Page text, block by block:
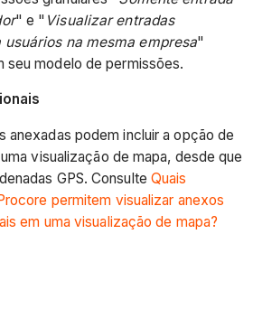
" e " Visualizar entradas
usuários na mesma empresa"
seu modelo de permissões.
anexadas podem incluir a opção de
visualização de mapa, desde que
GPS. Consulte Quais
permitem visualizar anexos
em uma visualização de mapa?